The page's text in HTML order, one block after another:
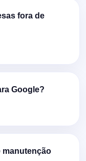
fora de
Google?
manutenção